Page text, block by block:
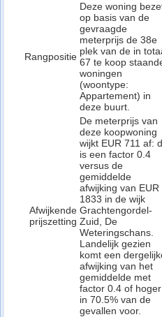
Rangpositie
Deze woning
op basis van de
gevraagde
meterprijs de 38e
plek van de in
67 te koop
woningen
(woontype:
Appartement) in
deze buurt.
Afwijkende
prijszetting
De meterprijs van
deze koopwoning
wijkt EUR 711 af:
is een factor 0.4
versus de
gemiddelde
afwijking van EUR
1833 in de wijk
Grachtengordel-
Zuid, De
Weteringschans.
Landelijk gezien
komt een
afwijking van het
gemiddelde met
factor 0.4 of hoger
in 70.5% van de
gevallen voor.